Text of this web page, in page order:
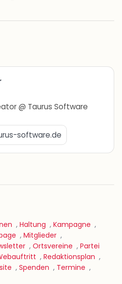
@ Taurus Software
software.de
, Haltung , Kampagne ,
, Mitglieder ,
, Ortsvereine , Partei
, Redaktionsplan ,
, Spenden , Termine ,